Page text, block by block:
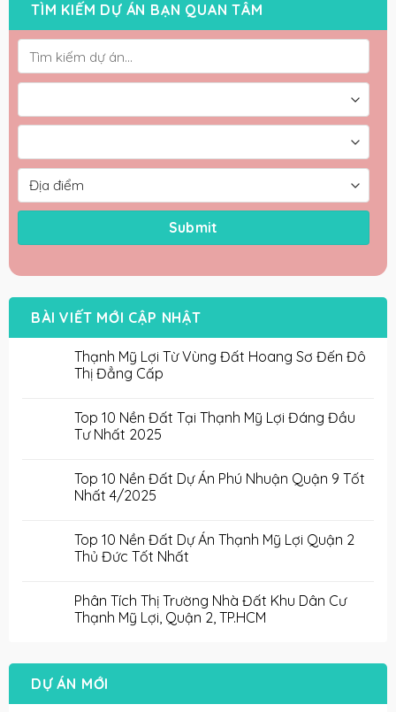
TÌM KIẾM DỰ ÁN BẠN QUAN TÂM
BÀI VIẾT MỚI CẬP NHẬT
Thạnh Mỹ Lợi Từ Vùng Đất Hoang Sơ Đến Đô
Thị Đẳng Cấp
Top 10 Nền Đất Tại Thạnh Mỹ Lợi Đáng Đầu
Tư Nhất 2025
Top 10 Nền Đất Dự Án Phú Nhuận Quận 9 Tốt
Nhất 4/2025
Top 10 Nền Đất Dự Án Thạnh Mỹ Lợi Quận 2
Thủ Đức Tốt Nhất
Phân Tích Thị Trường Nhà Đất Khu Dân Cư
Thạnh Mỹ Lợi, Quận 2, TP.HCM
DỰ ÁN MỚI